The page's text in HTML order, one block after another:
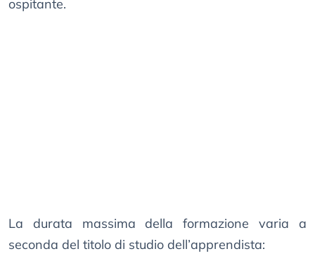
ospitante.
La durata massima della formazione varia a
seconda del titolo di studio dell’apprendista: